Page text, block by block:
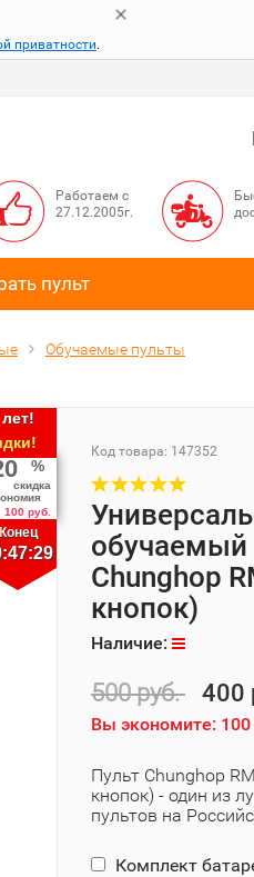
приватности.
Работаем с
27.12.2005г.
пульт
Обучаемые пульты
Конец
%
скидка
100 руб.
Код товара: 147352
обучаемый
Chunghop
кнопок)
Наличие:
500 руб. 400
Вы экономите:
Пульт Chunghop
кнопок) - один из
пультов на
Комплект